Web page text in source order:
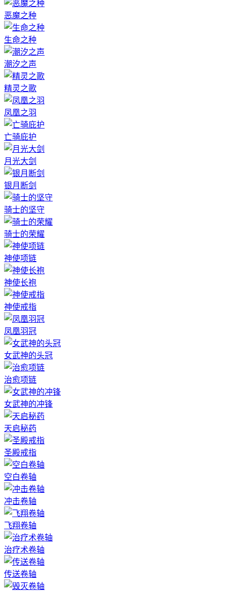
恶魔之种
生命之种
潮汐之声
精灵之歌
凤凰之羽
亡骑庇护
月光大剑
银月断剑
骑士的坚守
骑士的荣耀
神使项链
神使长袍
神使戒指
凤凰羽冠
女武神的头冠
治愈项链
女武神的冲锋
天启秘药
圣殿戒指
空白卷轴
冲击卷轴
飞翔卷轴
治疗术卷轴
传送卷轴